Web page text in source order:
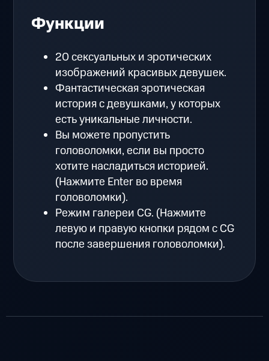
Функции
20 сексуальных и эротических
изображений красивых девушек.
Фантастическая эротическая
история с девушками, у которых
есть уникальные личности.
Вы можете пропустить
головоломки, если вы просто
хотите насладиться историей.
(Нажмите Enter во время
головоломки).
Режим галереи CG. (Нажмите
левую и правую кнопки рядом с CG
после завершения головоломки).